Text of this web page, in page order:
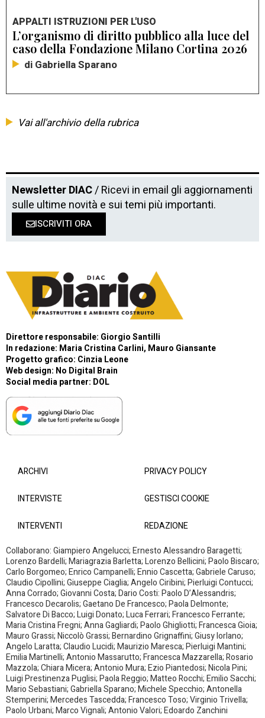
APPALTI ISTRUZIONI PER L'USO
L’organismo di diritto pubblico alla luce del
caso della Fondazione Milano Cortina 2026
di Gabriella Sparano
Vai all'archivio della rubrica
Newsletter DIAC/ Ricevi in email gli aggiornamenti
sulle ultime novità e sui temi più importanti.
ISCRIVITI ORA
Direttore responsabile: Giorgio Santilli
In redazione: Maria Cristina Carlini, Mauro Giansante
Progetto grafico: Cinzia Leone
Web design: No Digital Brain
Social media partner: DOL
ARCHIVI
INTERVISTE
INTERVENTI
PRIVACY POLICY
GESTISCI COOKIE
REDAZIONE
Collaborano: Giampiero Angelucci; Ernesto Alessandro Baragetti;
Lorenzo Bardelli; Mariagrazia Barletta; Lorenzo Bellicini; Paolo Biscaro;
Carlo Borgomeo; Enrico Campanelli; Ennio Cascetta; Gabriele Caruso;
Claudio Cipollini; Giuseppe Ciaglia; Angelo Ciribini; Pierluigi Contucci;
Anna Corrado; Giovanni Costa; Dario Costi: Paolo D’Alessandris;
Francesco Decarolis; Gaetano De Francesco; Paola Delmonte;
Salvatore Di Bacco; Luigi Donato; Luca Ferrari; Francesco Ferrante;
Maria Cristina Fregni; Anna Gagliardi; Paolo Ghigliotti; Francesca Gioia;
Mauro Grassi; Niccolò Grassi; Bernardino Grignaffini; Giusy Iorlano;
Angelo Laratta; Claudio Lucidi; Maurizio Maresca; Pierluigi Mantini;
Emilia Martinelli; Antonio Massarutto; Francesca Mazzarella; Rosario
Mazzola; Chiara Micera; Antonio Mura; Ezio Piantedosi; Nicola Pini;
Luigi Prestinenza Puglisi; Paola Reggio; Matteo Rocchi; Emilio Sacchi;
Mario Sebastiani; Gabriella Sparano; Michele Specchio; Antonella
Stemperini; Mercedes Tascedda; Francesco Toso; Virginio Trivella;
Paolo Urbani; Marco Vignali; Antonio Valori; Edoardo Zanchini